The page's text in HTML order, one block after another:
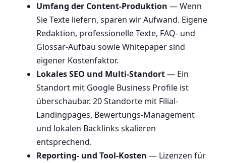
Umfang der Content-Produktion — Wenn
Sie Texte liefern, sparen wir Aufwand. Eigene
Redaktion, professionelle Texte, FAQ- und
Glossar-Aufbau sowie Whitepaper sind
eigener Kostenfaktor.
Lokales SEO und Multi-Standort— Ein
Standort mit Google Business Profile ist
überschaubar. 20 Standorte mit Filial-
Landingpages, Bewertungs-Management
und lokalen Backlinks skalieren
entsprechend.
Reporting- und Tool-Kosten — Lizenzen für